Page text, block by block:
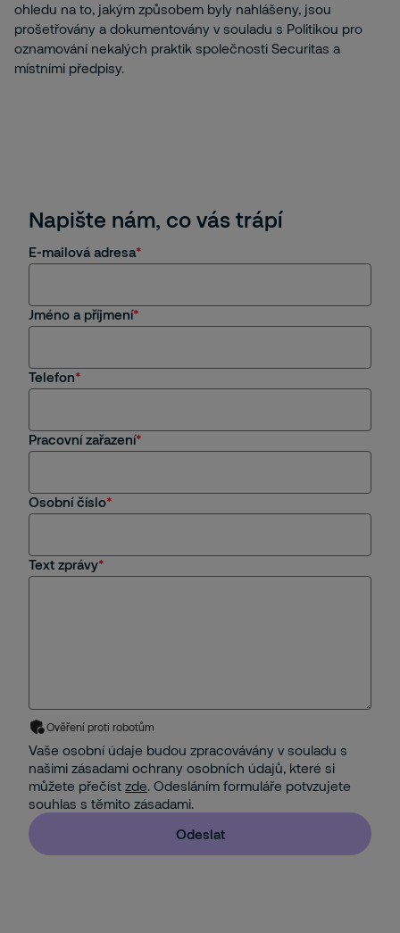
ohledu na to, jakým způsobem byly nahlášeny, jsou
prošetřovány a dokumentovány v souladu s Politikou pro
oznamování nekalých praktik společnosti Securitas a
místními předpisy.
Napište nám, co vás trápí
E-mailová adresa
Jméno a příjmení
Telefon
Pracovní zařazení
Osobní číslo
Text zprávy
Ověření proti robotům
Vaše osobní údaje budou zpracovávány v souladu s
našimi zásadami ochrany osobních údajů, které si
můžete přečíst zde. Odesláním formuláře potvzujete
souhlas s těmito zásadami.
Odeslat